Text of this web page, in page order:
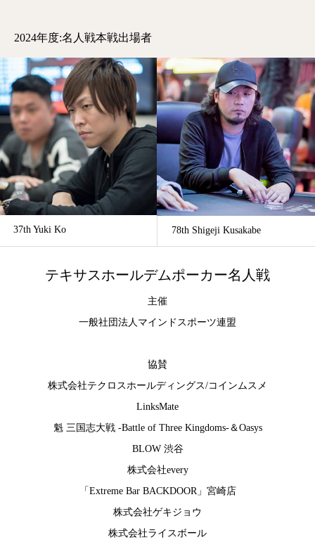
2024年度:名人戦本戦出場者
37th Yuki Ko 78th Shigeji Kusakabe
テキサスホールデムポーカー名人戦
主催
一般社団法人マインドスポーツ連盟
協賛
株式会社テクロスホールディングス/コインムスメ
LinksMate
魁 三国志大戦 -Battle of Three Kingdoms-＆Oasys
BLOW 渋谷
株式会社every
「Extreme Bar BACKDOOR」宮崎店
株式会社ゲキジョウ
株式会社ライスボール